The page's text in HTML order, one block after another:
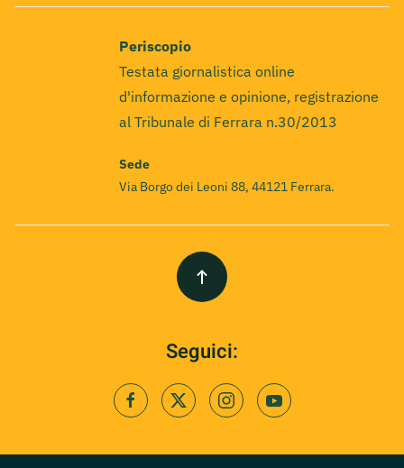
Periscopio
Testata giornalistica online
d'informazione e opinione, registrazione
al Tribunale di Ferrara n.30/2013
Sede
Via Borgo dei Leoni 88, 44121 Ferrara.
Seguici: